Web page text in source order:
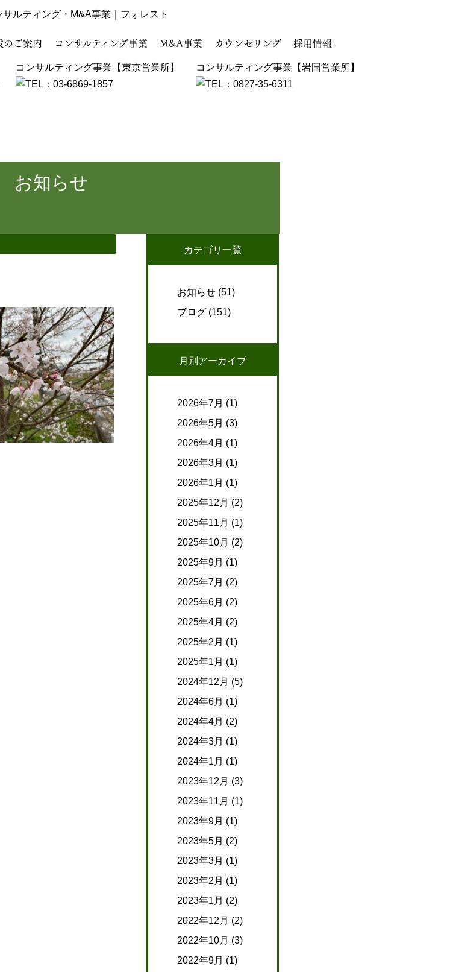
ルティング・M&A事業｜フォレスト
のご案内 コンサルティング事業 M&A事業 カウンセリング 採用情報
コンサルティング事業【東京営業所】 コンサルティング事業【岩国営業所】
お知らせ
カテゴリ一覧
お知らせ (51)
ブログ (151)
月別アーカイブ
2026年7月 (1)
2026年5月 (3)
2026年4月 (1)
2026年3月 (1)
2026年1月 (1)
2025年12月 (2)
2025年11月 (1)
2025年10月 (2)
2025年9月 (1)
2025年7月 (2)
2025年6月 (2)
2025年4月 (2)
2025年2月 (1)
2025年1月 (1)
2024年12月 (5)
2024年6月 (1)
2024年4月 (2)
2024年3月 (1)
2024年1月 (1)
2023年12月 (3)
2023年11月 (1)
2023年9月 (1)
2023年5月 (2)
2023年3月 (1)
2023年2月 (1)
2023年1月 (2)
2022年12月 (2)
2022年10月 (3)
2022年9月 (1)